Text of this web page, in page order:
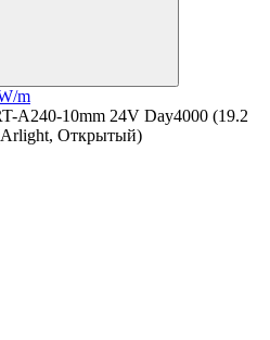
m
A240-10mm 24V Day4000 (19.2
Открытый)